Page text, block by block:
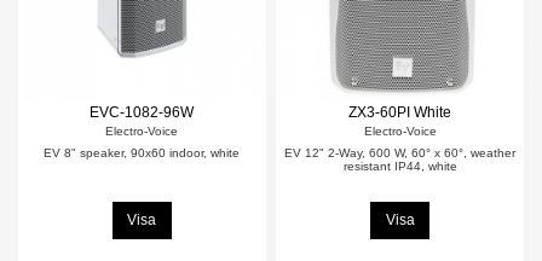
EVC-1082-96W
Electro-Voice
EV 8" speaker, 90x60 indoor, white
Visa
ZX3-60PI White
Electro-Voice
EV 12" 2-Way, 600 W, 60° x 60°, weather
resistant IP44, white
Visa